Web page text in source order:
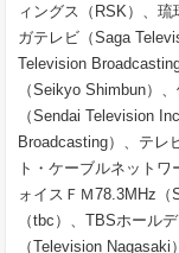
ィングス（RSK）、
ガテレビ（Saga
Television
（Seikyo Shimbun）
（Sendai Television
Broadcasting）、テレ
ト・ケーブルネット
ォイスＦＭ78.3MHz
（tbc）、TBSホール
（Television